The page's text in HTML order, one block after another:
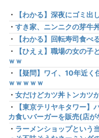
・
【わかる】深夜にゴミ出
・ すき家、ニンニクの芽牛
・
【わかる】回転寿司食べ
・
【ひえぇ】職場の女の子
ｗｗ
・
【疑問】ワイ、10年近
ｗｗｗｗｗ
・ 女だけどカツ丼トンカツ
・
【東京テリヤキタワー】
カ食いバーガーを販売(店が
・ ラーメンショップという